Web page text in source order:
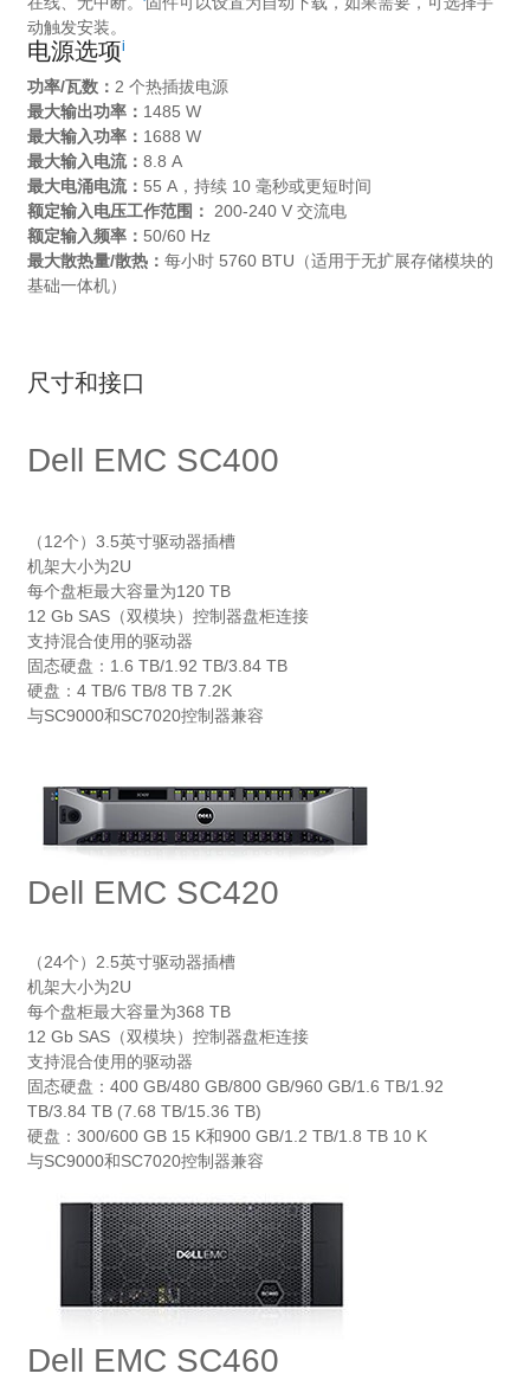
动触发安装。
电源选项i
功率/瓦数：2 个热插拔电源
最大输出功率： 1485 W
最大输入功率： 1688 W
最大输入电流：8.8 A
最大电涌电流： 55 A，持续 10 毫秒或更短时间
额定输入电压工作范围：200-240 V 交流电
额定输入频率： 50/60 Hz
最大散热量/散热：每小时 5760 BTU（适用于无扩展存储模块的
基础一体机）
尺寸和接口
Dell EMC SC400
（12个）3.5英寸驱动器插槽
机架大小为2U
每个盘柜最大容量为120 TB
12 Gb SAS（双模块）控制器盘柜连接
支持混合使用的驱动器
固态硬盘：1.6 TB/1.92 TB/3.84 TB
硬盘：4 TB/6 TB/8 TB 7.2K
与SC9000和SC7020控制器兼容
Dell EMC SC420
（24个）2.5英寸驱动器插槽
机架大小为2U
每个盘柜最大容量为368 TB
12 Gb SAS（双模块）控制器盘柜连接
支持混合使用的驱动器
固态硬盘：400 GB/480 GB/800 GB/960 GB/1.6 TB/1.92
TB/3.84 TB (7.68 TB/15.36 TB)
硬盘：300/600 GB 15 K和900 GB/1.2 TB/1.8 TB 10 K
与SC9000和SC7020控制器兼容
Dell EMC SC460